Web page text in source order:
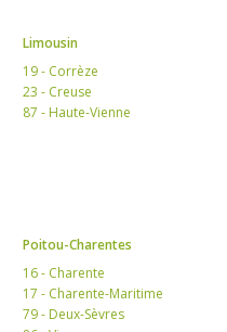
Limousin
19 - Corrèze
23 - Creuse
87 - Haute-Vienne
Poitou-Charentes
16 - Charente
17 - Charente-Maritime
79 - Deux-Sèvres